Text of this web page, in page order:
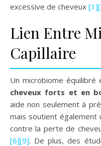
excessive de cheveux [1]
Lien Entre
Capillaire
Un microbiome
cheveux forts et en
aide non seulement à
mais soutient
contre la perte de
[6][9]. De plus, des